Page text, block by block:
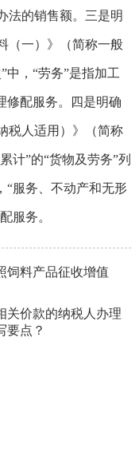
法的销售额。三是明
（一）》（简称一般
中，“劳务”是指加工
修配服务。四是明确
税人适用）》（简称
计”的“货物及劳务”列
“服务、不动产和无形
服务。
饲料产品征收增值
关价款的纳税人办理
要点？